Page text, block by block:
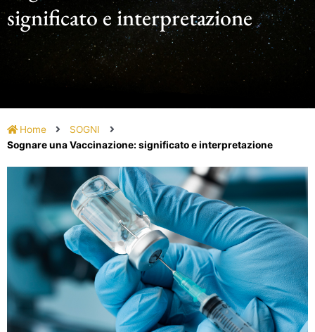
significato e interpretazione
Home
SOGNI
Sognare una Vaccinazione: significato e interpretazione